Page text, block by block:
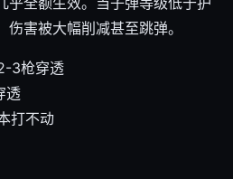
害被大幅削减甚至跳弹。
3枪穿透
透
打不动